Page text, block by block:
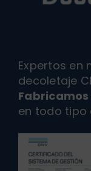
Expertos en
decoletaje
en todo tipo